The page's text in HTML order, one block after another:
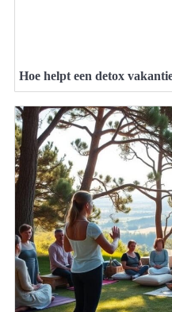
Hoe helpt een detox